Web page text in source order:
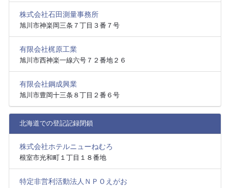
株式会社石田測量事務所
旭川市神楽岡三条７丁目３番７号
有限会社梶原工業
旭川市西神楽一線六号７２番地２６
有限会社鋼成興業
旭川市豊岡十三条８丁目２番６号
北海道での登記記録閉鎖
株式会社ホテルニューねむろ
根室市光和町１丁目１８番地
特定非営利活動法人ＮＰＯえがお